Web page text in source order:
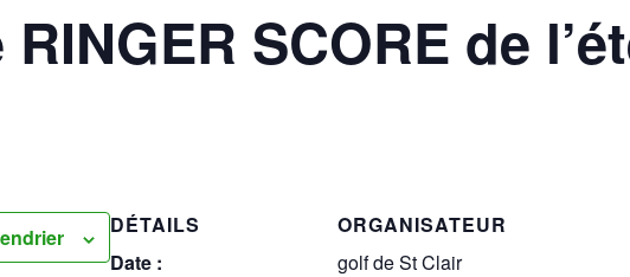
SCORE de
DÉTAILS
Date :
ORGANISATEUR
golf de St Clair